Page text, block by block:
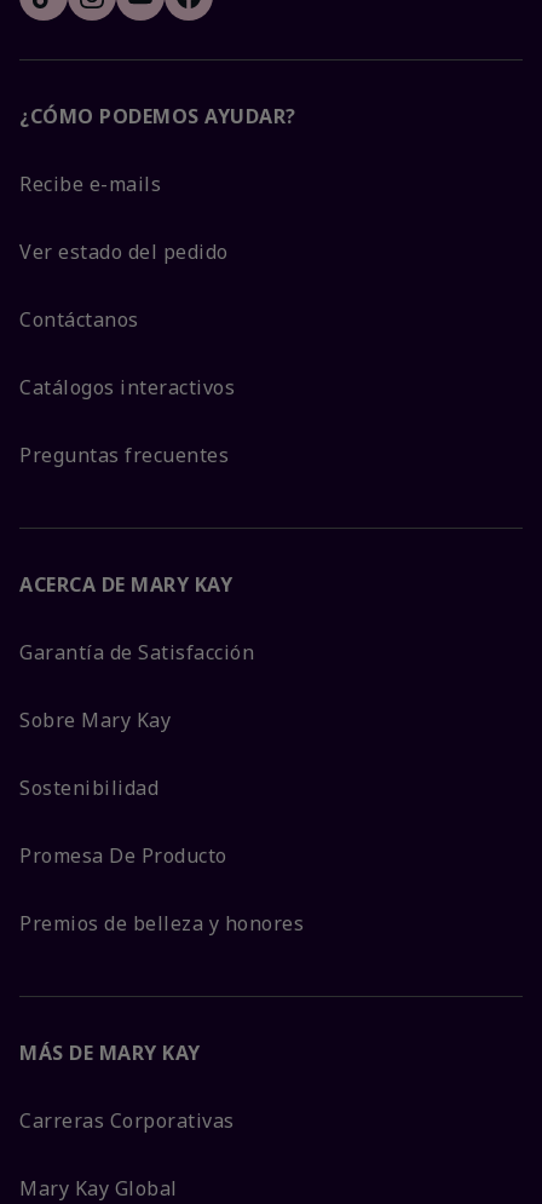
¿CÓMO PODEMOS AYUDAR?
Recibe e-mails
Ver estado del pedido
Contáctanos
Catálogos interactivos
Preguntas frecuentes
ACERCA DE MARY KAY
Garantía de Satisfacción
Sobre Mary Kay
Sostenibilidad
Promesa De Producto
Premios de belleza y honores
MÁS DE MARY KAY
Carreras Corporativas
Mary Kay Global